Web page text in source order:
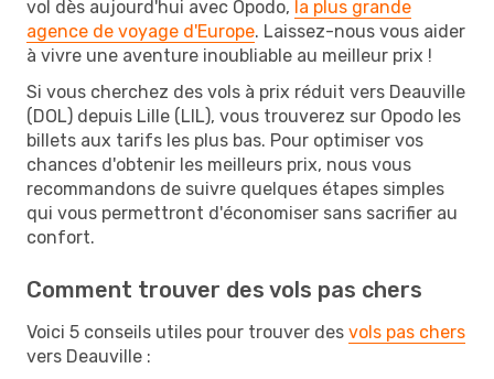
vol dès aujourd'hui avec Opodo, la plus grande
agence de voyage d'Europe. Laissez-nous vous aider
à vivre une aventure inoubliable au meilleur prix !
Si vous cherchez des vols à prix réduit vers Deauville
(DOL) depuis Lille (LIL), vous trouverez sur Opodo les
billets aux tarifs les plus bas. Pour optimiser vos
chances d'obtenir les meilleurs prix, nous vous
recommandons de suivre quelques étapes simples
qui vous permettront d'économiser sans sacrifier au
confort.
Comment trouver des vols pas chers
Voici 5 conseils utiles pour trouver des vols pas chers
vers Deauville :